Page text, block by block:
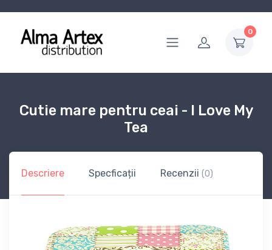
0
Cutie mare pentru ceai - I Love My
Tea
Descriere Specficații Recenzii (0)